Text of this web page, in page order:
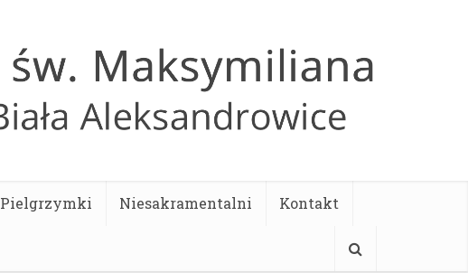
Pielgrzymki Niesakramentalni Kontakt